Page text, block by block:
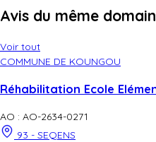
Avis du même
Voir tout
COMMUNE DE KOUNGOU
Réhabilitation Ecole
AO : AO-2634-0271
93 - SEQENS